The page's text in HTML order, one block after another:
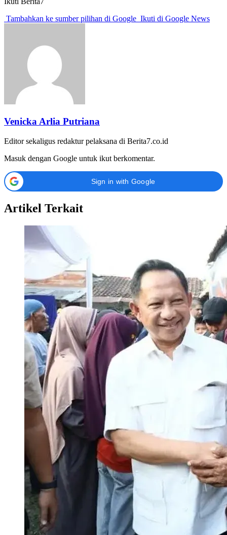
Tambahkan ke sumber pilihan di Google Ikuti di Google News
Venicka Arlia Putriana
Editor sekaligus redaktur pelaksana di Berita7.co.id
Masuk dengan Google untuk ikut berkomentar.
Sign in with Google
Artikel Terkait